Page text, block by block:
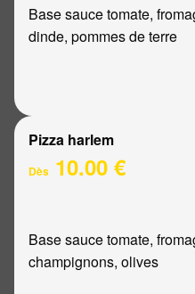
Base sauce tomate,
dinde, pommes de terre
Pizza harlem
Dès 10.00 €
Base sauce tomate,
champignons, olives